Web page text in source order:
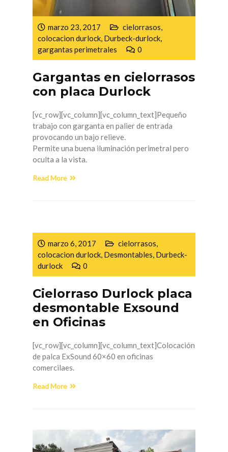
marzo 23, 2017 cielorrasos
colocacion durlock Durbeck-durlock
gargantas perimetrales
0
Gargantas en cielorrasos
con placa Durlock
[vc_row][vc_column][vc_column_text]Pequeño
trabajo con garganta en palier de entrada
provocando un bajo relieve.
Permite una buena iluminación perimetral pero
oculta a la vista.
Read More
marzo 6, 2017 cielorrasos
colocacion durlock Desmontables Durbeck-
durlock
0
Cielorraso Durlock placa
desmontable Exsound
en Oficinas
[vc_row][vc_column][vc_column_text]Colocación
de palca ExSound 60×60 en oficinas
comercilaes.
Read More